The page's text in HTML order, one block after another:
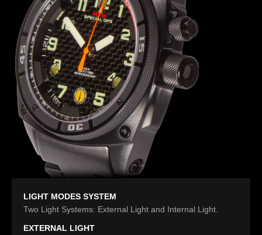
LIGHT MODES SYSTEM
Two Light Systems: External Light and Internal Light.
EXTERNAL LIGHT